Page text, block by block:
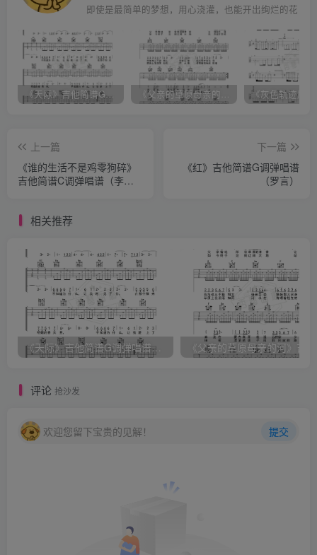
即使是最简单的梦想，用心浇灌，也能开出绚烂的花
《天际》吉他简谱G调弹唱谱（姜玉阳） 《父亲的草原母亲的河》吉他简谱C调弹唱谱（腾格尔）
上一篇
《谁的生活不是鸡零狗碎》
吉他简谱C调弹唱谱（李认
下一篇
《红》吉他简谱G调弹唱谱
（罗言）
相关推荐
《天际》吉他简谱G调弹唱谱（姜玉阳）
评论 抢沙发
欢迎您留下宝贵的见解！ 提交